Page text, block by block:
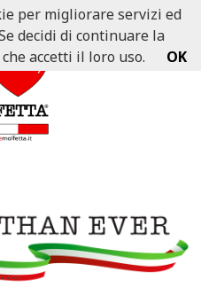
per migliorare servizi ed
decidi di continuare la
accetti il loro uso.
OK